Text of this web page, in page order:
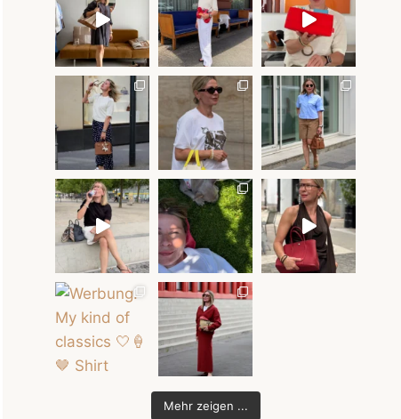
Mehr zeigen ...